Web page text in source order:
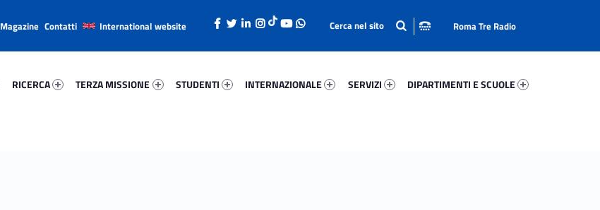
RICERCA
TERZA MISSIONE
STUDENTI
INTERNAZIONALE
SERVIZI
DIPARTIMENTI E SCUOLE
Magazine Contatti International website Roma Tre Radio